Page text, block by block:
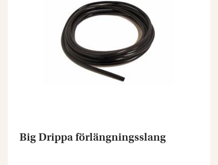
Big Drippa förlängningsslang